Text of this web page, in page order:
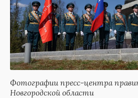
Фотографии пресс-центра
Новгородской области